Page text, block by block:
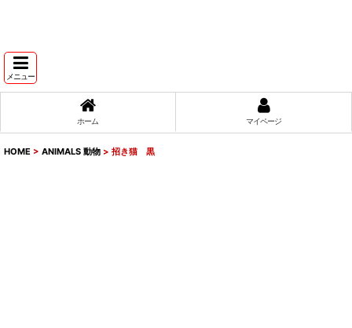
メニュー
ホーム マイページ
HOME > ANIMALS 動物 > 招き猫 黒